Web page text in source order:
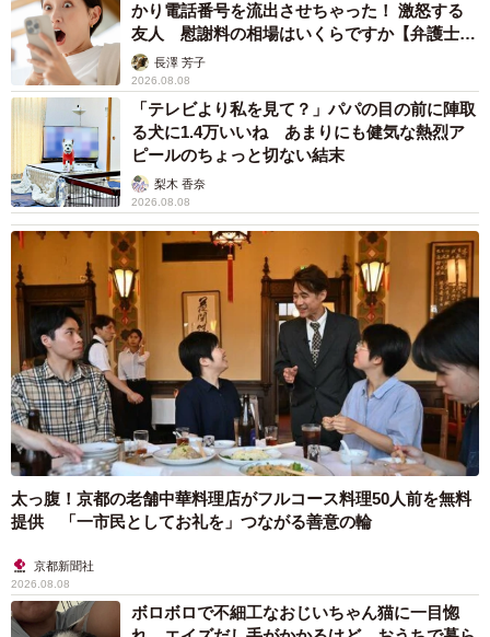
かり電話番号を流出させちゃった！ 激怒する
友人 慰謝料の相場はいくらですか【弁護士が
解説】長澤 芳子
2026.08.08
「テレビより私を見て？」パパの目の前に陣取
る犬に1.4万いいね あまりにも健気な熱烈ア
ピールのちょっと切ない結末
梨木 香奈
2026.08.08
太っ腹！京都の老舗中華料理店がフルコース料理50人前を無料
提供 「一市民としてお礼を」つながる善意の輪
京都新聞社
2026.08.08
ボロボロで不細工なおじいちゃん猫に一目惚